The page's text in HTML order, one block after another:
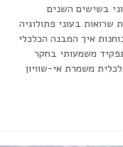
בשישים השנים
בעוני פתולוגיה
איך המבנה הכלכלי
משמעותי בחקר
משמרת אי-שוויון